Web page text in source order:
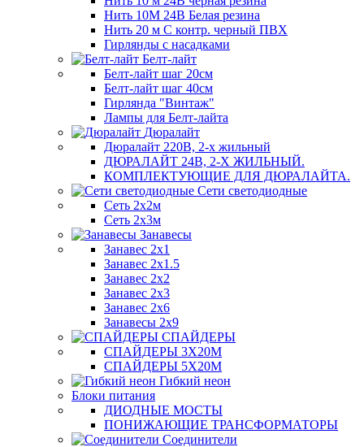
Нить 10М 24В Белая резина
Нить 20 м С контр. черный ПВХ
Гирлянды с насадками
Белт-лайт
Белт-лайт шаг 20см
Белт-лайт шаг 40см
Гирлянда "Винтаж"
Лампы для Белт-лайта
Дюралайт
Дюралайт 220В, 2-х жильный
ДЮРАЛАЙТ 24В, 2-Х ЖИЛЬНЫЙ.
КОМПЛЕКТУЮЩИЕ ДЛЯ ДЮРАЛАЙТА.
Сети светодиодные
Сеть 2х2м
Сеть 2х3м
Занавесы
Занавес 2х1
Занавес 2х1.5
Занавес 2х2
Занавес 2х3
Занавес 2х6
Занавесы 2х9
СПАЙДЕРЫ
СПАЙДЕРЫ 3Х20М
СПАЙДЕРЫ 5Х20М
Гибкий неон
Блоки питания
ДИОДНЫЕ МОСТЫ
ПОНИЖАЮЩИЕ ТРАНСФОРМАТОРЫ
Соединители